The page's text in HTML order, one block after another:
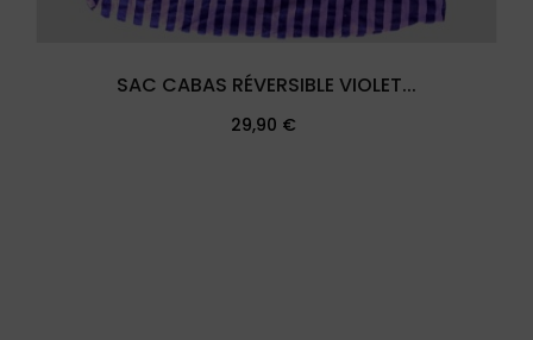
SAC CABAS RÉVERSIBLE VIOLET...
Prix
29,90 €